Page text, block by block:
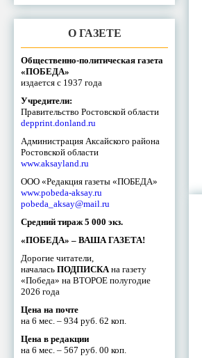
О ГАЗЕТЕ
Общественно-политическая газета
«ПОБЕДА»
издается с 1937 года
Учредители:
Правительство Ростовской области
depprint.donland.ru
Администрация Аксайского района
Ростовской области
www.aksayland.ru
ООО «Редакция газеты «ПОБЕДА»
www.pobeda-aksay.ru
pobeda_aksay@mail.ru
Средний тираж 5 000 экз.
«ПОБЕДА» – ВАША ГАЗЕТА!
Дорогие читатели,
началась ПОДПИСКА на газету
«Победа» на ВТОРОЕ полугодие
2026 года
Цена на почте
на 6 мес. – 934 руб. 62 коп.
Цена в редакции
на 6 мес. – 567 руб. 00 коп.